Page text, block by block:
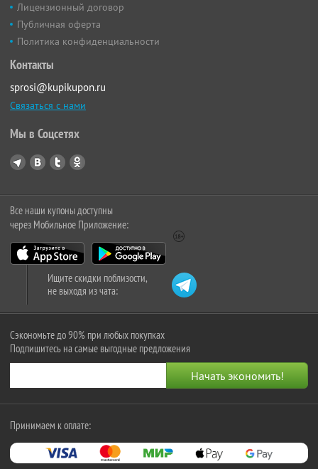
Лицензионный договор
Публичная оферта
Политика конфиденциальности
Контакты
sprosi@kupikupon.ru
Связаться с нами
Мы в Соцсетях
Все наши купоны доступны
через Мобильное Приложение:
Ищите скидки поблизости,
не выходя из чата:
Сэкономьте до 90% при любых покупках
Подпишитесь на самые выгодные предложения
Принимаем к оплате: